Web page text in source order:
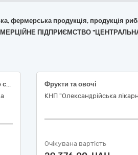
фермерська продукція, продукція
ПІДПРИЄМСТВО
Цибуля ріпчаста свіжа, першого товарного сорту, від 4 см, ДСТУ 3234
Фрукти та овочі
КНП "Олександрійська
Очікувана вартість